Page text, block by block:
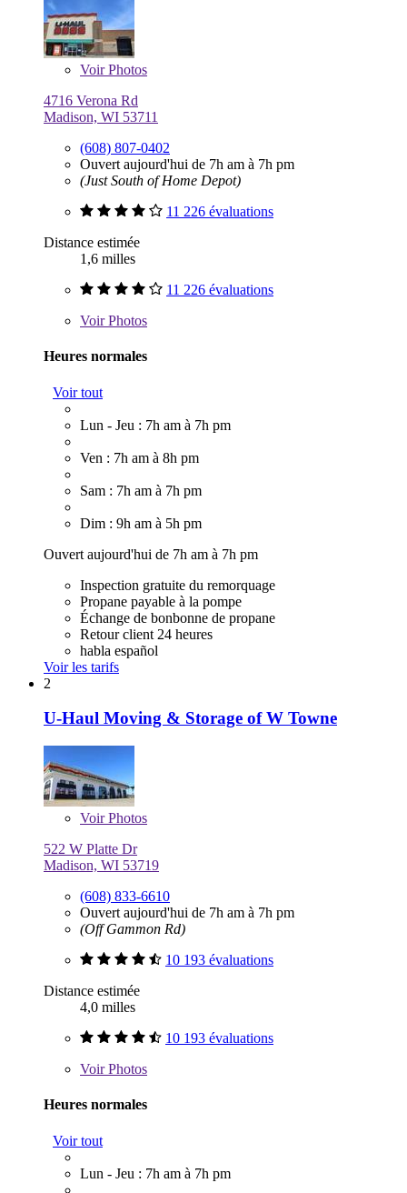
VoirPhotos
4716 Verona Rd
Madison, WI 53711
(608) 807-0402
Ouvert aujourd'hui de 7h am à 7h pm
(Just South of Home Depot)
11 226 évaluations
Distance estimée
1,6 milles
11 226 évaluations
VoirPhotos
Heures normales
Voir tout
Lun - Jeu : 7h am à 7h pm
Ven : 7h am à 8h pm
Sam : 7h am à 7h pm
Dim : 9h am à 5h pm
Ouvert aujourd'hui de 7h am à 7h pm
Inspection gratuite du remorquage
Propane payable à la pompe
Échange de bonbonne de propane
Retour client 24 heures
habla español
Voir les tarifs
2
U-Haul Moving & Storage of W Towne
VoirPhotos
522 W Platte Dr
Madison, WI 53719
(608) 833-6610
Ouvert aujourd'hui de 7h am à 7h pm
(Off Gammon Rd)
10 193 évaluations
Distance estimée
4,0 milles
10 193 évaluations
VoirPhotos
Heures normales
Voir tout
Lun - Jeu : 7h am à 7h pm